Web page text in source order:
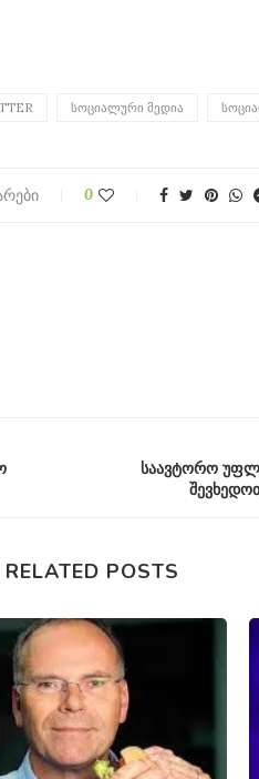
ᲡᲝᲪᲘᲐᲚᲣᲠᲘ ᲛᲔᲓᲘᲐ
0
საავტორო
RELATED POSTS